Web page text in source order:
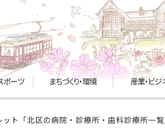
ポーツ まちづくり・環境 産業・ビジ
ト「北区の病院・診療所・歯科診療所一覧